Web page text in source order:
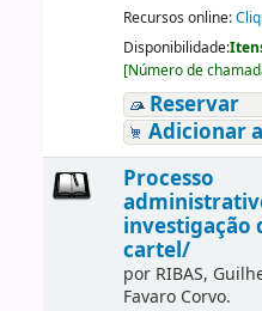
Recursos online:
Disponibilidade:
[Número de
Reservar
Adicionar
Processo
investigação
cartel/
por RIBAS,
Favaro Corvo.